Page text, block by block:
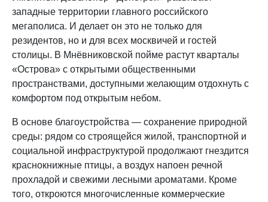
западные территории главного российского
мегаполиса. И делает он это не только для
резидентов, но и для всех москвичей и гостей
столицы. В Мнёвниковской пойме растут кварталы
«Острова» с открытыми общественными
пространствами, доступными желающим отдохнуть с
комфортом под открытым небом.
В основе благоустройства — сохранение природной
среды: рядом со строящейся жилой, транспортной и
социальной инфраструктурой продолжают гнездится
краснокнижные птицы, а воздух напоен речной
прохладой и свежими лесными ароматами. Кроме
того, откроются многочисленные коммерческие